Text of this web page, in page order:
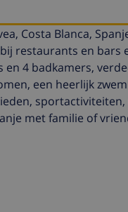
Costa Blanca,
restaurants en bars
en 4 badkamers,
een heerlijk
met familie of